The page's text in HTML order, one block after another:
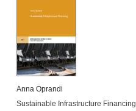
Anna Opran­di
Sustainable In­fra­struc­tu­re Fi­nan­cing